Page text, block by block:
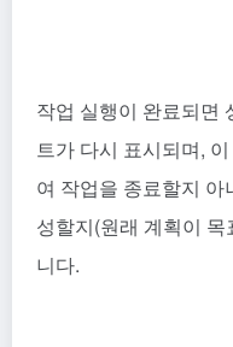
작업 실행이 완료되면
트가 다시 표시되며,
여 작업을 종료할지
성할지(원래 계획이
니다.